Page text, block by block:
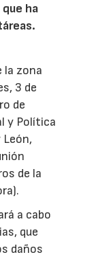
ha
la zona
3 de
de
y Política
de la
a cabo
que
daños